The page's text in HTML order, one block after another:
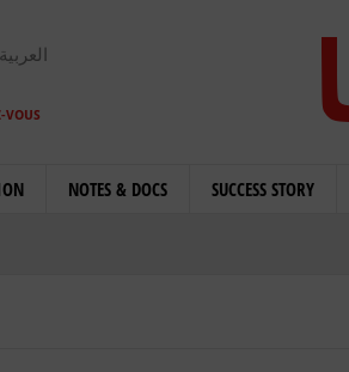
العربية
VOUS
NOTES & DOCS SUCCESS STORY